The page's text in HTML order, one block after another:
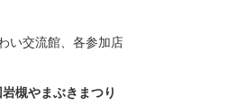
い交流館、各参加店
槻やまぶきまつり